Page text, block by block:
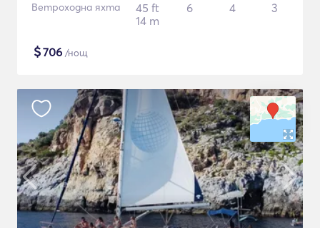
Ветроходна яхта
45 ft
14 m
6 4 3
$706 /нощ